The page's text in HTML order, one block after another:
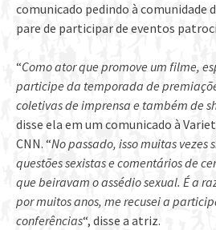
comunicado pedindo à
pare de participar de eventos
“Como ator que promove um filme,
participe da temporada de
coletivas de imprensa e também de
disse ela em um comunicado à
CNN. “No passado, isso muitas
questões sexistas e comentários de
que beiravam o assédio sexual. É a
por muitos anos, me recusei a
conferências“, disse a atriz.